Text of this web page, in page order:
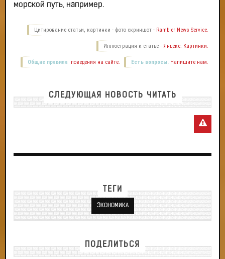
морской путь, например.
Цитирование статьи, картинки - фото скриншот - Rambler News Service.
Иллюстрация к статье - Яндекс. Картинки.
Есть вопросы. Напишите нам.
Общие правила поведения на сайте.
СЛЕДУЮЩАЯ НОВОСТЬ ЧИТАТЬ
ТЕГИ
ЭКОНОМИКА
ПОДЕЛИТЬСЯ